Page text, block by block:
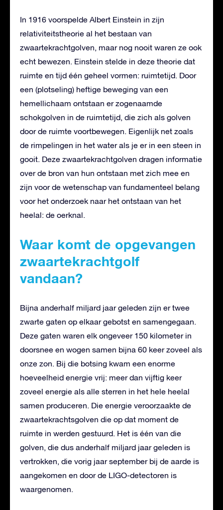
In 1916 voorspelde Albert Einstein in zijn
relativiteitstheorie al het bestaan van
zwaartekrachtgolven, maar nog nooit waren ze ook
echt bewezen. Einstein stelde in deze theorie dat
ruimte en tijd één geheel vormen: ruimtetijd. Door
een (plotseling) heftige beweging van een
hemellichaam ontstaan er zogenaamde
schokgolven in de ruimtetijd, die zich als golven
door de ruimte voortbewegen. Eigenlijk net zoals
de rimpelingen in het water als je er in een steen in
gooit. Deze zwaartekrachtgolven dragen informatie
over de bron van hun ontstaan met zich mee en
zijn voor de wetenschap van fundamenteel belang
voor het onderzoek naar het ontstaan van het
heelal: de oerknal.
Waar komt de opgevangen
zwaartekrachtgolf
vandaan?
Bijna anderhalf miljard jaar geleden zijn er twee
zwarte gaten op elkaar gebotst en samengegaan.
Deze gaten waren elk ongeveer 150 kilometer in
doorsnee en wogen samen bijna 60 keer zoveel als
onze zon. Bij die botsing kwam een enorme
hoeveelheid energie vrij: meer dan vijftig keer
zoveel energie als alle sterren in het hele heelal
samen produceren. Die energie veroorzaakte de
zwaartekrachtsgolven die op dat moment de
ruimte in werden gestuurd. Het is één van die
golven, die dus anderhalf miljard jaar geleden is
vertrokken, die vorig jaar september bij de aarde is
aangekomen en door de LIGO-detectoren is
waargenomen.